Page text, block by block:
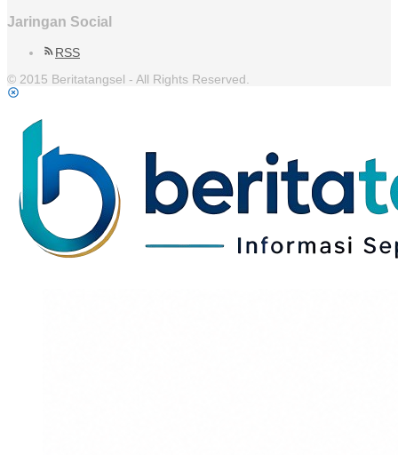
Jaringan Social
RSS
© 2015 Beritatangsel - All Rights Reserved.